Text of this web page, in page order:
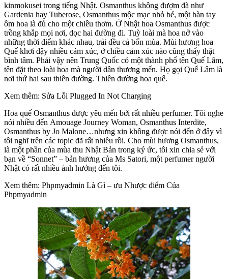
kinmokusei trong tiếng Nhật. Osmanthus không đượm đà như
Gardenia hay Tuberose, Osmanthus mộc mạc nhỏ bé, một bàn tay
ôm hoa là đủ cho một chiều thơm. Ở Nhật hoa Osmanthus được
trồng khắp mọi nơi, dọc hai đường đi. Tuỳ loài mà hoa nở vào
những thời điểm khác nhau, trải đều cả bốn mùa. Mùi hương hoa
Quế khơi dậy nhiều cảm xúc, ở chiều cảm xúc nào cũng thấy thật
bình tâm. Phải vậy nên Trung Quốc có một thành phố tên Quế Lâm,
tên đặt theo loài hoa mà người dân thương mến. Họ gọi Quế Lâm là
nơi thứ hai sau thiên đường. Thiên đường hoa quế.
Xem thêm: Sửa Lỗi Plugged In Not Charging
Hoa quế Osmanthus được yêu mến bởi rất nhiều perfumer. Tôi nghe
nói nhiều đến Amouage Journey Woman, Osmanthus Interdite,
Osmanthus by Jo Malone…nhưng xin không được nói đến ở đây vì
tôi nghĩ trên các topic đã rất nhiều rồi. Cho mùi hương Osmanthus,
là một phần của mùa thu Nhật Bản trong ký ức, tôi xin chia sẻ với
bạn về “Sonnet” – bản hương của Ms Satori, một perfumer người
Nhật có rất nhiều ảnh hưởng đến tôi.
Xem thêm: Phpmyadmin Là Gì – ưu Nhược điểm Của
Phpmyadmin